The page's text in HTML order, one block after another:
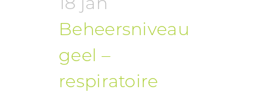
Beheersniveau
geel –
respiratoire